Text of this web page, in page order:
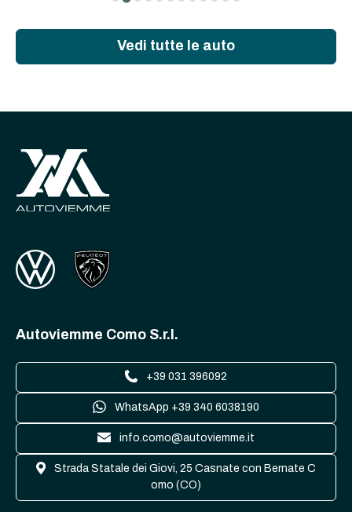
Vedi tutte le auto
Autoviemme Como S.r.l.
+39 031 396092
WhatsApp +39 340 6038190
info.como@autoviemme.it
Strada Statale dei Giovi, 25 Casnate con Bernate C
omo (CO)